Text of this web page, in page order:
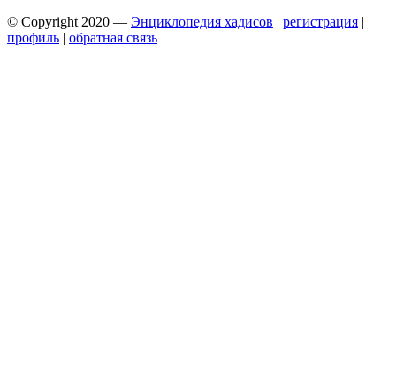
© Copyright 2020 — Энциклопедия хадисов | регистрация |
профиль | обратная связь